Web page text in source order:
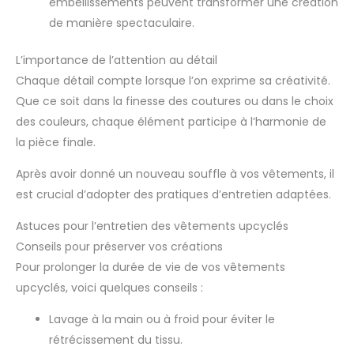
de manière spectaculaire.
L’importance de l’attention au détail
Chaque détail compte lorsque l’on exprime sa créativité.
Que ce soit dans la finesse des coutures ou dans le choix
des couleurs, chaque élément participe à l’harmonie de
la pièce finale.
Après avoir donné un nouveau souffle à vos vêtements, il
est crucial d’adopter des pratiques d’entretien adaptées.
Astuces pour l’entretien des vêtements upcyclés
Conseils pour préserver vos créations
Pour prolonger la durée de vie de vos vêtements
upcyclés, voici quelques conseils :
Lavage à la main ou à froid pour éviter le
rétrécissement du tissu.